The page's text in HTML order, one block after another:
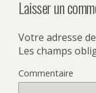
Laisser un
Votre adresse
Les champs
Commentaire